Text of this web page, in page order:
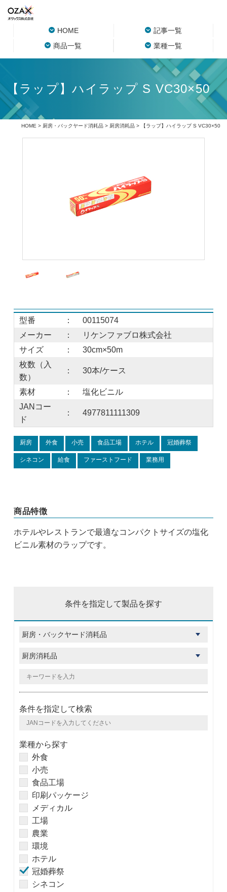
HOME
記事一覧
商品一覧
業種一覧
【ラップ】ハイラップ S VC30×50
HOME > 厨房・バックヤード消耗品> 厨房消耗品> 【ラップ】ハイラップ S VC30×50
型番 ：
00115074
メーカー
：
リケンファブロ株式会社
サイズ
：
30cm×50m
枚数（入
数）
： 30本/ケース
素材 ：
塩化ビニル
JANコー
ド
： 4977811111309
厨房 外食 小売 食品工場 ホテル 冠婚葬祭
シネコン 給食 ファーストフード 業務用
商品特徴
ホテルやレストランで最適なコンパクトサイズの塩化
ビニル素材のラップです。
条件を指定して製品を探す
条件を指定して検索
業種から探す
外食
小売
食品工場
印刷パッケージ
メディカル
工場
農業
環境
ホテル
冠婚葬祭
シネコン